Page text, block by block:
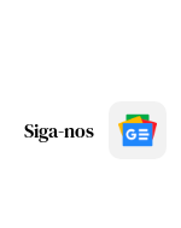
Siga-nos